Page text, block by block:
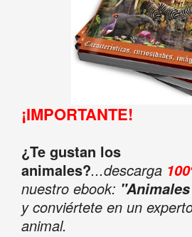
¡IMPORTANTE!
¿Te gustan los
animales?...descarga
nuestro ebook:
y conviértete en un
animal.